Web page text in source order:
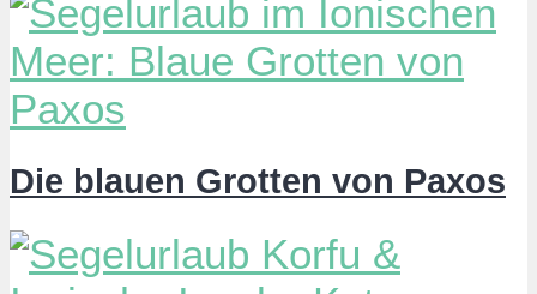
Die blauen Grotten von Paxos